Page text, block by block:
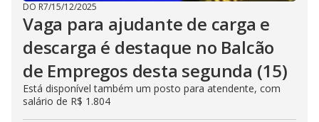
DO R7/15/12/2025
Vaga para ajudante de carga e
descarga é destaque no Balcão
de Empregos desta segunda (15)
Está disponível também um posto para atendente, com
salário de R$ 1.804